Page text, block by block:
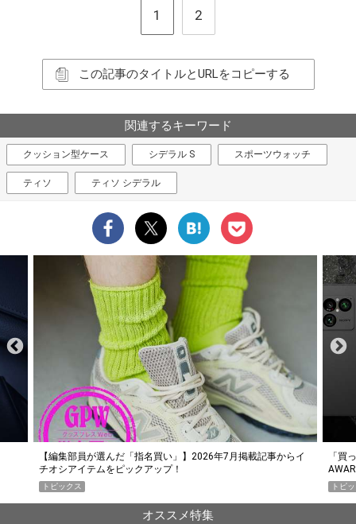
1 2
この記事のタイトルとURLをコピーする
関連するキーワード
クッション型ケース シデラル S スポーツウォッチ
ティソ ティソ シデラル
「買って損なし」の極上スマホ5選【GoodsPress 2026上半期
AWARD】
トピックス
薄着
PR
オススメ特集